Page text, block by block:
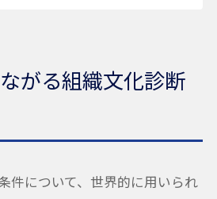
がる組織文化診断
件について、世界的に用いられ